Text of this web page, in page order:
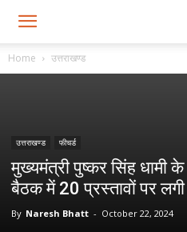
Home उत्तराखण्ड
उत्तराखण्ड फीचर्ड
मुख्यमंत्री पुष्कर सिंह धामी
बैठक में 20 प्रस्तावों पर
By Naresh Bhatt - October 22, 2024